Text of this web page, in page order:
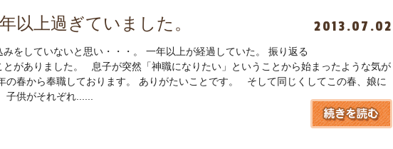
2013.07.02
以上過ぎていました。
みをしていないと思い・・・。 一年以上が経過していた。 振り返る
とがありました。 息子が突然「神職になりたい」ということから始まったような気が
の春から奉職しております。 ありがたいことです。 そして同じくしてこの春、娘に
子供がそれぞれ......